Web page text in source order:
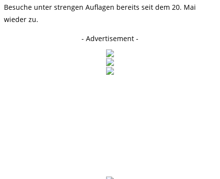
Besuche unter strengen Auflagen bereits seit dem 20. Mai
wieder zu.
- Advertisement -